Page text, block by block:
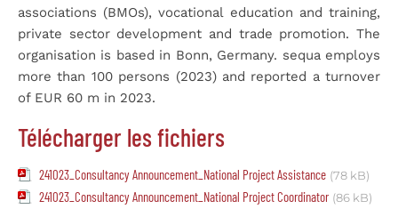
associations (BMOs), vocational education and training,
private sector development and trade promotion. The
organisation is based in Bonn, Germany. sequa employs
more than 100 persons (2023) and reported a turnover
of EUR 60 m in 2023.
Télécharger les fichiers
241023_Consultancy Announcement_National Project Assistance (78 kB)
241023_Consultancy Announcement_National Project Coordinator (86 kB)